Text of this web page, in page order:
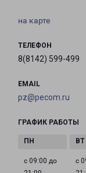
на карте
ТЕЛЕФОН
8(8142) 599-499
EMAIL
pz@pecom.ru
ГРАФИК РАБОТЫ
с 09:00 до
с